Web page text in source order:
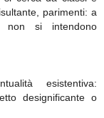
parimenti: a
non si intendono
esistentiva:
designificante o